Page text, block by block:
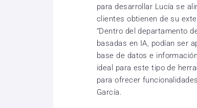
para desarrollar Lucía se
clientes obtienen de su
“Dentro del departamento
basadas en IA, podían ser
base de datos e
ideal para este tipo de
para ofrecer
García.